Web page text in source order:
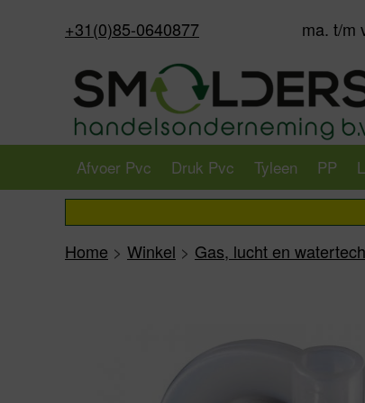
+31(0)85-0640877 ma. t/m
Afvoer Pvc Druk Pvc Tyleen PP
Home > Winkel > Gas, lucht en